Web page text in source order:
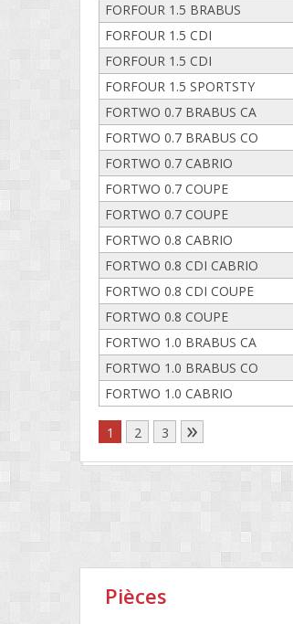
FORFOUR 1.5 BRABUS
FORFOUR 1.5 CDI
FORFOUR 1.5 CDI
FORFOUR 1.5 SPORTSTY
FORTWO 0.7 BRABUS CA
FORTWO 0.7 BRABUS CO
FORTWO 0.7 CABRIO
FORTWO 0.7 COUPE
FORTWO 0.7 COUPE
FORTWO 0.8 CABRIO
FORTWO 0.8 CDI CABRIO
FORTWO 0.8 CDI COUPE
FORTWO 0.8 COUPE
FORTWO 1.0 BRABUS CA
FORTWO 1.0 BRABUS CO
FORTWO 1.0 CABRIO
1 2 3 »
Pièces